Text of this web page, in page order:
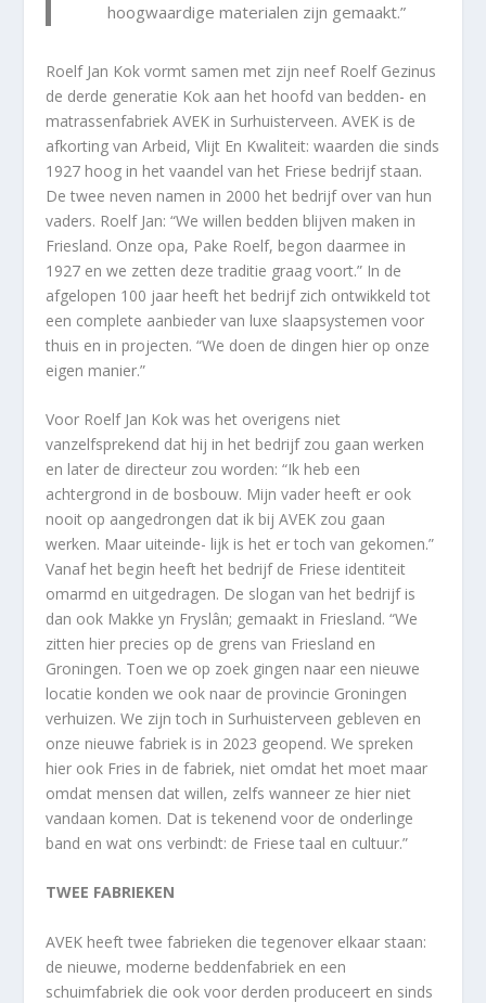
hoogwaardige materialen zijn gemaakt.”
Roelf Jan Kok vormt samen met zijn neef Roelf Gezinus
de derde generatie Kok aan het hoofd van bedden- en
matrassenfabriek AVEK in Surhuisterveen. AVEK is de
afkorting van Arbeid, Vlijt En Kwaliteit: waarden die sinds
1927 hoog in het vaandel van het Friese bedrijf staan.
De twee neven namen in 2000 het bedrijf over van hun
vaders. Roelf Jan: “We willen bedden blijven maken in
Friesland. Onze opa, Pake Roelf, begon daarmee in
1927 en we zetten deze traditie graag voort.” In de
afgelopen 100 jaar heeft het bedrijf zich ontwikkeld tot
een complete aanbieder van luxe slaapsystemen voor
thuis en in projecten. “We doen de dingen hier op onze
eigen manier.”
Voor Roelf Jan Kok was het overigens niet
vanzelfsprekend dat hij in het bedrijf zou gaan werken
en later de directeur zou worden: “Ik heb een
achtergrond in de bosbouw. Mijn vader heeft er ook
nooit op aangedrongen dat ik bij AVEK zou gaan
werken. Maar uiteinde- lijk is het er toch van gekomen.”
Vanaf het begin heeft het bedrijf de Friese identiteit
omarmd en uitgedragen. De slogan van het bedrijf is
dan ook Makke yn Fryslân; gemaakt in Friesland. “We
zitten hier precies op de grens van Friesland en
Groningen. Toen we op zoek gingen naar een nieuwe
locatie konden we ook naar de provincie Groningen
verhuizen. We zijn toch in Surhuisterveen gebleven en
onze nieuwe fabriek is in 2023 geopend. We spreken
hier ook Fries in de fabriek, niet omdat het moet maar
omdat mensen dat willen, zelfs wanneer ze hier niet
vandaan komen. Dat is tekenend voor de onderlinge
band en wat ons verbindt: de Friese taal en cultuur.”
TWEE FABRIEKEN
AVEK heeft twee fabrieken die tegenover elkaar staan:
de nieuwe, moderne beddenfabriek en een
schuimfabriek die ook voor derden produceert en sinds